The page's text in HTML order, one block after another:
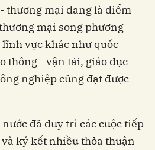
thương mại đang là điểm
mại song phương
lĩnh vực khác như quốc
thông - vận tải, giáo dục -
nghiệp cũng đạt được
đã duy trì các cuộc tiếp
ký kết nhiều thỏa thuận